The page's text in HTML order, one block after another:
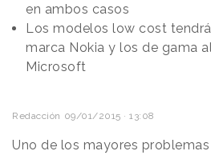
en ambos casos
Los modelos low cost
marca Nokia y los de gama
Microsoft
Redacción 09/01/2015 · 13:08
Uno de los mayores